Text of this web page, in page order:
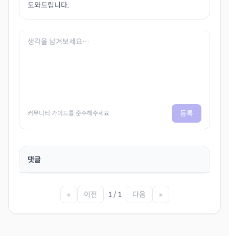
도와드립니다.
커뮤니티 가이드를 준수해주세요 등록
댓글
« 이전 1 / 1 다음 »